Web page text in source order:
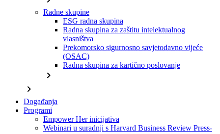
Radne skupine
ESG radna skupina
Radna skupina za zaštitu intelektualnog
vlasništva
Prekomorsko sigurnosno savjetodavno vijeće
(OSAC)
Radna skupina za kartično poslovanje
chevron_right
chevron_right
Događanja
Programi
Empower Her inicijativa
Webinari u suradnji s Harvard Business Review Press-